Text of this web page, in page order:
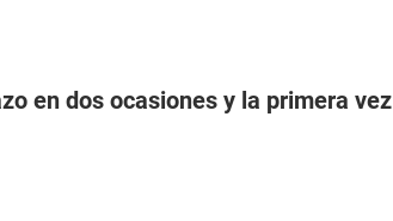
en dos ocasiones y la primera vez